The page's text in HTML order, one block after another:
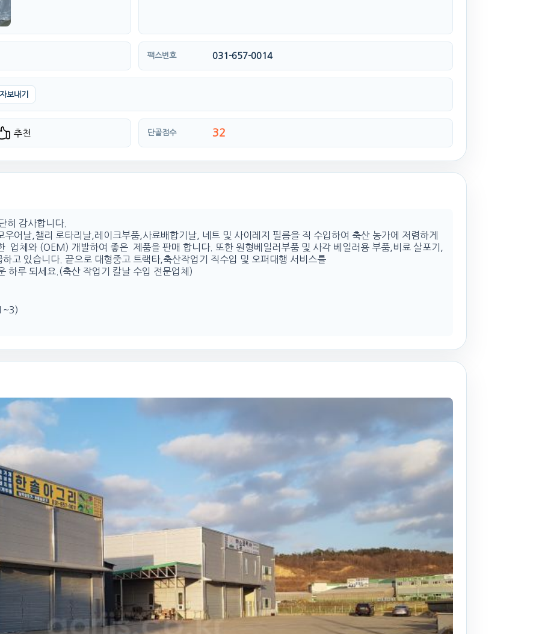
팩스번호 031-657-0014
보내기
추천 단골점수 32
히 감사합니다.
어날,챌리 로타리날,레이크부품,사료배합기날, 네트 및 사이레지 필름을 직 수입하여 축산 농가에 저렴하게
업체와 (OEM) 개발하여 좋은 제품을 판매 합니다. 또한 원형베일러부품 및 사각 베일러용 부품,비료 살포기,
고 있습니다. 끝으로 대형중고 트랙타,축산작업기 직수입 및 오퍼대행 서비스를
하루 되세요.(축산 작업기 칼날 수입 전문업체)